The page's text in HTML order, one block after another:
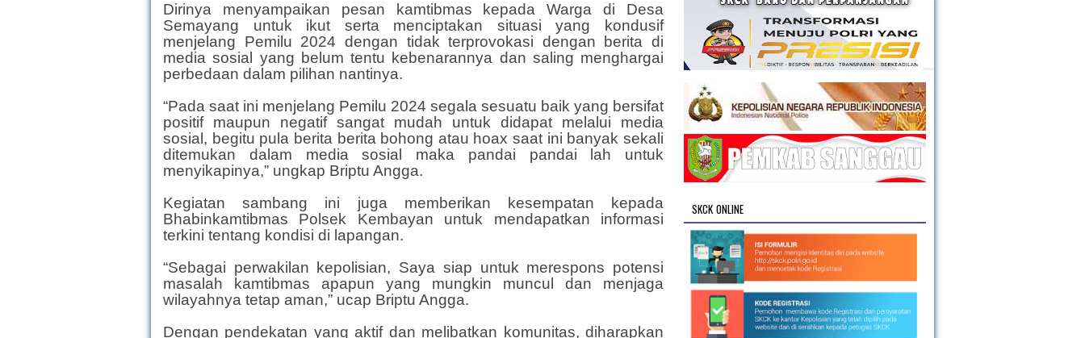
Dirinya menyampaikan pesan kamtibmas kepada Warga di Desa
Semayang untuk ikut serta menciptakan situasi yang kondusif
menjelang Pemilu 2024 dengan tidak terprovokasi dengan berita di
media sosial yang belum tentu kebenarannya dan saling menghargai
perbedaan dalam pilihan nantinya.
“Pada saat ini menjelang Pemilu 2024 segala sesuatu baik yang bersifat
positif maupun negatif sangat mudah untuk didapat melalui media
sosial, begitu pula berita berita bohong atau hoax saat ini banyak sekali
ditemukan dalam media sosial maka pandai pandai lah untuk
menyikapinya,” ungkap Briptu Angga.
Kegiatan sambang ini juga memberikan kesempatan kepada
Bhabinkamtibmas Polsek Kembayan untuk mendapatkan informasi
terkini tentang kondisi di lapangan.
“Sebagai perwakilan kepolisian, Saya siap untuk merespons potensi
masalah kamtibmas apapun yang mungkin muncul dan menjaga
wilayahnya tetap aman,” ucap Briptu Angga.
Dengan pendekatan yang aktif dan melibatkan komunitas, diharapkan
SKCK ONLINE